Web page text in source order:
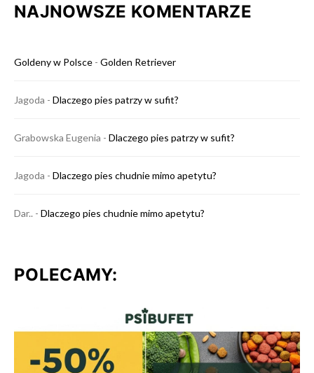
NAJNOWSZE KOMENTARZE
Goldeny w Polsce - Golden Retriever
Jagoda - Dlaczego pies patrzy w sufit?
Grabowska Eugenia - Dlaczego pies patrzy w sufit?
Jagoda - Dlaczego pies chudnie mimo apetytu?
Dar.. - Dlaczego pies chudnie mimo apetytu?
POLECAMY: